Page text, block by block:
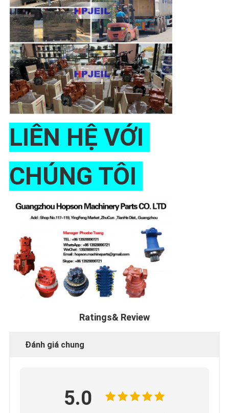
LIÊN HỆ VỚI
CHÚNG TÔI
Ratings& Review
Đánh giá chung
5.0